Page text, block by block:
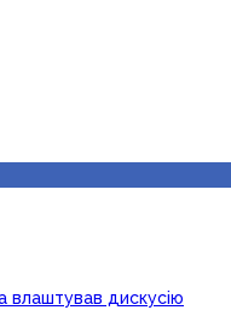
влаштував дискусію